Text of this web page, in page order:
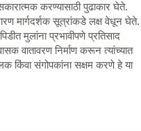
करण्यासाठी पुढाकार घेते.
मार्गदर्शक सूत्रांकडे लक्ष वेधून घेते.
मुलांना प्रभावीपणे प्रतिसाद
वातावरण निर्माण करून त्यांच्यात
किंवा संगोपकांना सक्षम करणे हे या